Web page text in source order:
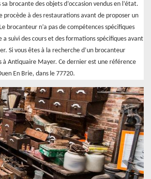
brocante des objets d’occasion vendus en l’état.
procède à des restaurations avant de proposer un
brocanteur n’a pas de compétences spécifiques
a suivi des cours et des formations spécifiques avant
Si vous êtes à la recherche d’un brocanteur
à Antiquaire Mayer. Ce dernier est une référence
En Brie, dans le 77720.